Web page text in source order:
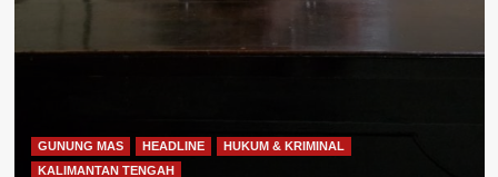
GUNUNG MAS HEADLINE
HUKUM & KRIMINAL
KALIMANTAN TENGAH